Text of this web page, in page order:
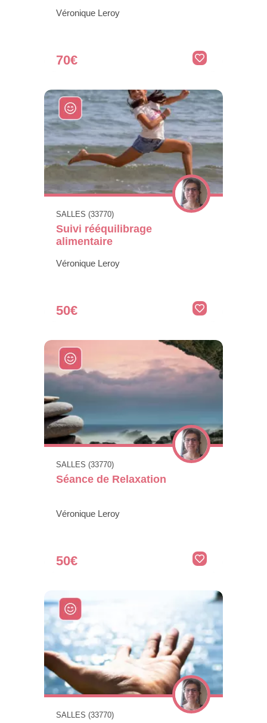
Véronique Leroy
70€
SALLES (33770)
Suivi rééquilibrage
alimentaire
Véronique Leroy
50€
SALLES (33770)
Séance de Relaxation
Véronique Leroy
50€
SALLES (33770)